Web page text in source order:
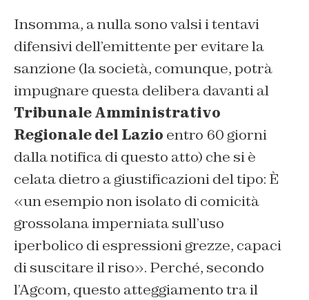
Insomma, a nulla sono valsi i tentavi
difensivi dell’emittente per evitare la
sanzione (la società, comunque, potrà
impugnare questa delibera davanti al
Tribunale Amministrativo
Regionale del Lazio entro 60 giorni
dalla notifica di questo atto) che si è
celata dietro a giustificazioni del tipo: È
«un esempio non isolato di comicità
grossolana imperniata sull’uso
iperbolico di espressioni grezze, capaci
di suscitare il riso». Perché, secondo
l’Agcom, questo atteggiamento tra il